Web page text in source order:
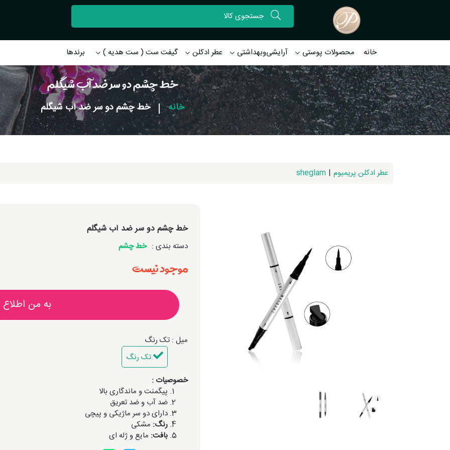
خانه محصولات پوستی آرایشی‌وبهداشتی عطر ادکلن گیفت ست ( ست هدیه ) برندها
خط چشم دو سر ضد آب شیگلم
خانه | خط چشم دو سر ضد آب شیگلم
عطر ادکلن پریمیوم |
sheglam
خط چشم دو سر ضد آب شیگلم
دسته بندی : خط چشم
موجود نیست
به من اطلاع
میل : تک رنگ
تک رنگ
خصوصیات :
پیگمنت و ماندگاری بالا
ضد آب و ضد تعریق
دارای دو سر ماژیکی و پیچی
رنگ: مشکی
بافت: مایع و ژله ای